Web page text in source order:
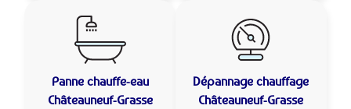
Panne chauffe-eau
Châteauneuf-Grasse
Dépannage chauffage
Châteauneuf-Grasse